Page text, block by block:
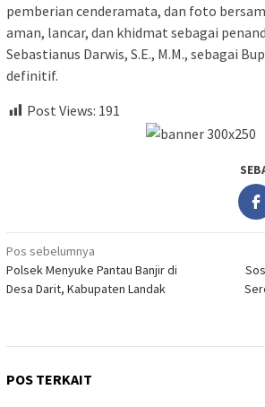
pemberian cenderamata, dan foto
aman, lancar, dan khidmat sebagai
Sebastianus Darwis, S.E., M.M., sebagai
definitif.
Post Views: 191
Navigasi
pos
Pos sebelumnya
Polsek Menyuke Pantau Banjir di
Desa Darit, Kabupaten Landak
POS TERKAIT